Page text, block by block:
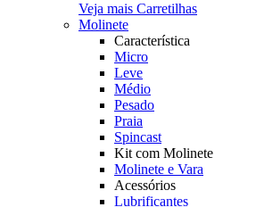
Veja mais Carretilhas
Molinete
Característica
Micro
Leve
Médio
Pesado
Praia
Spincast
Kit com Molinete
Molinete e Vara
Acessórios
Lubrificantes